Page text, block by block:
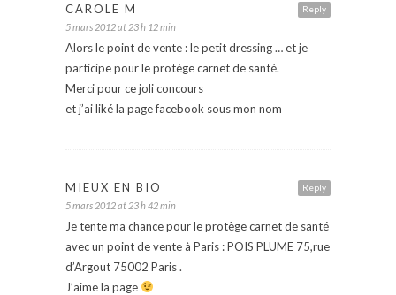
Reply
CAROLE M
5 mars 2012 at 23 h 12 min
Alors le point de vente : le petit dressing … et je
participe pour le protège carnet de santé.
Merci pour ce joli concours
et j’ai liké la page facebook sous mon nom
Reply
MIEUX EN BIO
5 mars 2012 at 23 h 42 min
Je tente ma chance pour le protège carnet de santé
avec un point de vente à Paris : POIS PLUME 75,rue
d’Argout 75002 Paris .
J’aime la page